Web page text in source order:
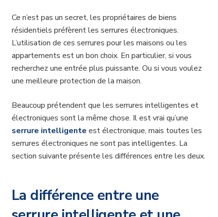
Ce n’est pas un secret, les propriétaires de biens
résidentiels préfèrent les serrures électroniques.
L’utilisation de ces serrures pour les maisons ou les
appartements est un bon choix. En particulier, si vous
recherchez une entrée plus puissante. Ou si vous voulez
une meilleure protection de la maison.
Beaucoup prétendent que les serrures intelligentes et
électroniques sont la même chose. Il est vrai qu’une
serrure intelligente est électronique, mais toutes les
serrures électroniques ne sont pas intelligentes. La
section suivante présente les différences entre les deux.
La différence entre une